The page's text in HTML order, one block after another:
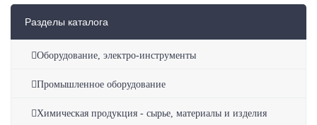
Разделы каталога
Оборудование, электро-инструменты
Промышленное оборудование
Химическая продукция - сырье, материалы и изделия